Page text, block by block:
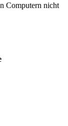
Computern nicht